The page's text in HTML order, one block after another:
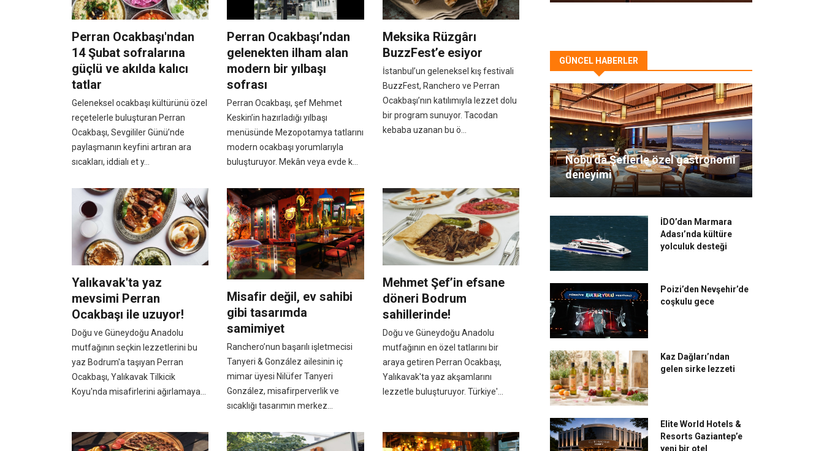
Perran Ocakbaşı'ndan
14 Şubat sofralarına
güçlü ve akılda kalıcı
tatlar
Geleneksel ocakbaşı kültürünü özel
reçetelerle buluşturan Perran
Ocakbaşı, Sevgililer Günü’nde
paylaşmanın keyfini artıran ara
sıcakları, iddialı et y...
Perran Ocakbaşı’ndan
gelenekten ilham alan
modern bir yılbaşı
sofrası
Perran Ocakbaşı, şef Mehmet
Keskin’in hazırladığı yılbaşı
menüsünde Mezopotamya tatlarını
modern ocakbaşı yorumlarıyla
buluşturuyor. Mekân veya evde k...
Meksika Rüzgârı
BuzzFest’e esiyor
İstanbul’un geleneksel kış festivali
BuzzFest, Ranchero ve Perran
Ocakbaşı’nın katılımıyla lezzet dolu
bir program sunuyor. Tacodan
kebaba uzanan bu ö...
Yalıkavak'ta yaz
mevsimi Perran
Ocakbaşı ile uzuyor!
Doğu ve Güneydoğu Anadolu
mutfağının seçkin lezzetlerini bu
yaz Bodrum'a taşıyan Perran
Ocakbaşı, Yalıkavak Tilkicik
Koyu'nda misafirlerini ağırlamaya...
Misafir değil, ev sahibi
gibi tasarımda
samimiyet
Ranchero’nun başarılı işletmecisi
Tanyeri & González ailesinin iç
mimar üyesi Nilüfer Tanyeri
González, misafirperverlik ve
sıcaklığı tasarımın merkez...
Mehmet Şef’in efsane
döneri Bodrum
sahillerinde!
Doğu ve Güneydoğu Anadolu
mutfağının en özel tatlarını bir
araya getiren Perran Ocakbaşı,
Yalıkavak'ta yaz akşamlarını
lezzetle buluşturuyor. Türkiye'...
GÜNCEL HABERLER
Nobu’da Şeflerle özel gastronomi
deneyimi
İDO’dan Marmara
Adası’nda kültüre
yolculuk desteği
Poizi’den Nevşehir’de
coşkulu gece
Kaz Dağları’ndan
gelen sirke lezzeti
Elite World Hotels &
Resorts Gaziantep’e
yeni bir otel